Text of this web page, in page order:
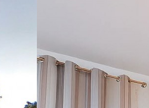
שיווקית, הצעות ודברי שיווק
בחוק וכן, שפרטיי האישיים
אותה לשליחת מידע ולקידום
לא רק, לעריכת ניתוח מידע